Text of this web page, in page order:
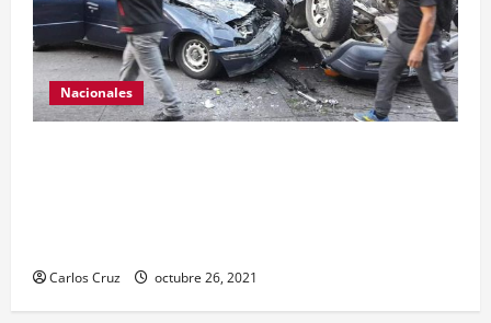
Nacionales
Carlos Cruz octubre 26, 2021